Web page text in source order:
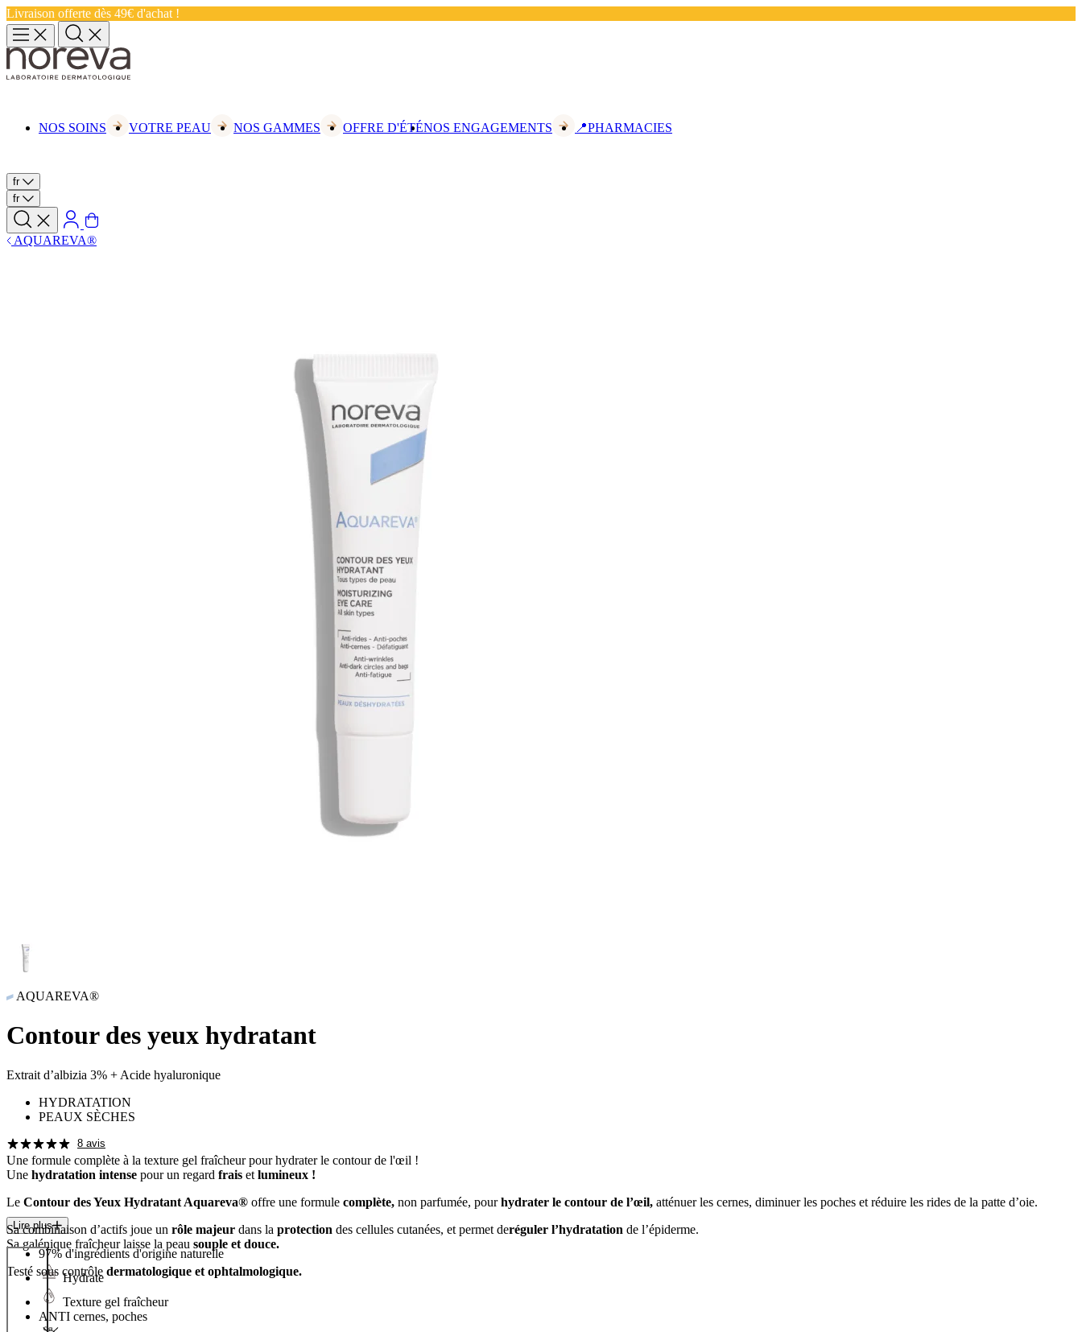
Livraison offerte dès 49€ d'achat !
NOS SOINS VOTRE PEAU NOS GAMMES OFFRE D'ÉTÉNOS ENGAGEMENTS 📍PHARMACIES
fr
fr
AQUAREVA®
AQUAREVA®
Contour des yeux hydratant
Extrait d’albizia 3% + Acide hyaluronique
HYDRATATION
PEAUX SÈCHES
8 avis
Une formule complète à la texture gel fraîcheur pour hydraterle contour de l'œil !
Une hydratation intense pour un regard frais et lumineux !
Le Contour des Yeux Hydratant Aquareva® offre une formule complète, non parfumée, pourhydrater le contour de l’œil, atténuer les cernes, diminuer les poches et réduire les rides de la patte d’oie.
Sa combinaison d’actifs joue un rôle majeur dans la protection des cellules cutanées, et permet deréguler l’hydratation de l’épiderme.
Sa galénique fraîcheur laisse la peau souple et douce.
Testé sous contrôle dermatologique et ophtalmologique.
Lire plus
97% d'ingrédients d'origine naturelle
Hydrate
Texture gel fraîcheur
ANTI cernes, poches